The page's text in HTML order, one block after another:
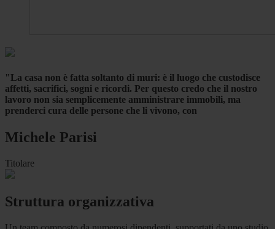
"La casa non è fatta soltanto di muri: è il luogo che custodisce
affetti, sacrifici, sogni e ricordi. Per questo credo che il nostro
lavoro non sia semplicemente amministrare immobili, ma
prenderci cura delle persone che li vivono, con
Michele Parisi
Titolare
Struttura organizzativa